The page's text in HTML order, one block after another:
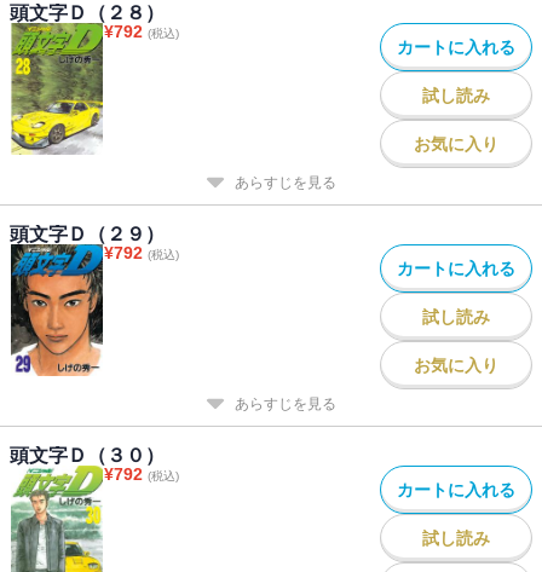
頭文字Ｄ（２８）
¥792 (税込)
カートに入れる
試し読み
お気に入り
あらすじを見る
頭文字Ｄ（２９）
¥792 (税込)
カートに入れる
試し読み
お気に入り
あらすじを見る
頭文字Ｄ（３０）
¥792 (税込)
カートに入れる
試し読み